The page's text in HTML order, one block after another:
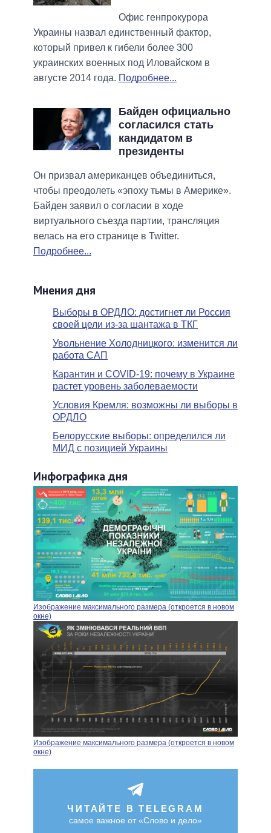
Офис генпрокурора
Украины назвал единственный фактор,
который привел к гибели более 300
украинских военных под Иловайском в
августе 2014 года. Подробнее...
Байден официально
согласился стать
кандидатом в
президенты
Он призвал американцев объединиться,
чтобы преодолеть «эпоху тьмы в Америке».
Байден заявил о согласии в ходе
виртуального съезда партии, трансляция
велась на его странице в Twitter.
Подробнее...
Мнения дня
Выборы в ОРДЛО: достигнет ли Россия
своей цели из-за шантажа в ТКГ
Увольнение Холодницкого: изменится ли
работа САП
Карантин и COVID-19: почему в Украине
растет уровень заболеваемости
Условия Кремля: возможны ли выборы в
ОРДЛО
Белорусские выборы: определился ли
МИД с позицией Украины
Инфографика дня
Изображение максимального размера (откроется в новом
окне)
Изображение максимального размера (откроется в новом
окне)
ЧИТАЙТЕ В TELEGRAM
самое важное от «Слово и дело»